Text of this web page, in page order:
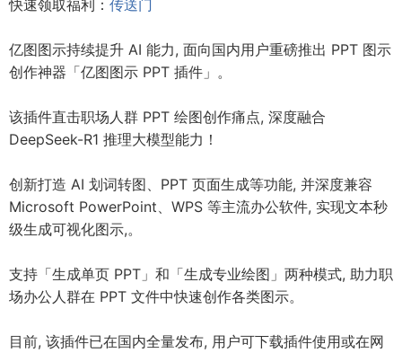
快速领取福利： 传送门
亿图图示持续提升 AI 能力, 面向国内用户重磅推出 PPT 图示
创作神器「亿图图示 PPT 插件」。
该插件直击职场人群 PPT 绘图创作痛点, 深度融合
DeepSeek-R1 推理大模型能力！
创新打造 AI 划词转图、PPT 页面生成等功能, 并深度兼容
Microsoft PowerPoint、WPS 等主流办公软件, 实现文本秒
级生成可视化图示,。
支持「生成单页 PPT」和「生成专业绘图」两种模式, 助力职
场办公人群在 PPT 文件中快速创作各类图示。
目前, 该插件已在国内全量发布, 用户可下载插件使用或在网